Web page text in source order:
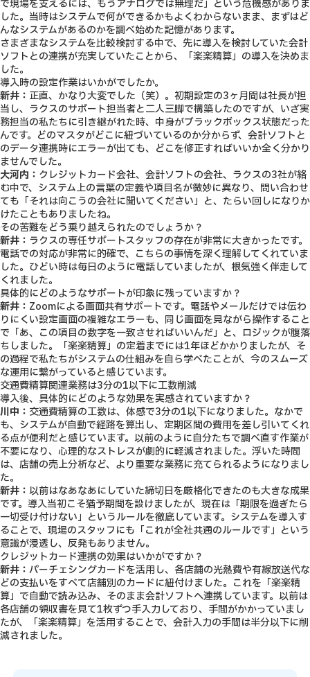
で現場を支えるには、もうアナログでは無理だ」という危機感がありま
した。当時はシステムで何ができるかもよくわからないまま、まずはど
んなシステムがあるのかを調べ始めた記憶があります。
さまざまなシステムを比較検討する中で、先に導入を検討していた会計
ソフトとの連携が充実していたことから、「楽楽精算」の導入を決めま
した。
導入時の設定作業はいかがでしたか。
新井： 正直、かなり大変でした（笑）。初期設定の3ヶ月間は社長が担
当し、ラクスのサポート担当者と二人三脚で構築したのですが、いざ実
務担当の私たちに引き継がれた時、中身がブラックボックス状態だった
んです。どのマスタがどこに紐づいているのか分からず、会計ソフトと
のデータ連携時にエラーが出ても、どこを修正すればいいか全く分かり
ませんでした。
大河内： クレジットカード会社、会計ソフトの会社、ラクスの3社が絡
む中で、システム上の言葉の定義や項目名が微妙に異なり、問い合わせ
ても「それは向こうの会社に聞いてください」と、たらい回しになりか
けたこともありましたね。
その苦難をどう乗り越えられたのでしょうか？
新井： ラクスの専任サポートスタッフの存在が非常に大きかったです。
電話での対応が非常に的確で、こちらの事情を深く理解してくれていま
した。ひどい時は毎日のように電話していましたが、根気強く伴走して
くれました。
具体的にどのようなサポートが印象に残っていますか？
新井： Zoomによる画面共有サポートです。電話やメールだけでは伝わ
りにくい設定画面の複雑なエラーも、同じ画面を見ながら操作すること
で「あ、この項目の数字を一致させればいいんだ」と、ロジックが腹落
ちしました。
「楽楽精算」の定着までには1年ほどかかりましたが、そ
の過程で私たちがシステムの仕組みを自ら学べたことが、今のスムーズ
な運用に繋がっていると感じています。
交通費精算関連業務は3分の1以下に工数削減
導入後、具体的にどのような効果を実感されていますか？
川中： 交通費精算の工数は、体感で3分の1以下になりました。 なかで
も、システムが自動で経路を算出し、定期区間の費用を差し引いてくれ
る点が便利だと感じています。以前のように自分たちで調べ直す作業が
不要になり、心理的なストレスが劇的に軽減されました。浮いた時間
は、店舗の売上分析など、より重要な業務に充てられるようになりまし
た。
新井： 以前はなあなあにしていた締切日を厳格化できたのも大きな成果
です。導入当初こそ猶予期間を設けましたが、現在は「期限を過ぎたら
一切受け付けない」というルールを徹底しています。システムを導入す
ることで、現場のスタッフにも「これが全社共通のルールです」という
意識が浸透し、反発もありません。
クレジットカード連携の効果はいかがですか？
新井： パーチェシングカードを活用し、各店舗の光熱費や有線放送代な
どの支払いをすべて店舗別のカードに紐付けました。これを「楽楽精
算」で自動で読み込み、そのまま会計ソフトへ連携しています。 以前は
各店舗の領収書を見て1枚ずつ手入力しており、手間がかかっていまし
たが、「楽楽精算」を活用することで、会計入力の手間は半分以下に削
減されました。